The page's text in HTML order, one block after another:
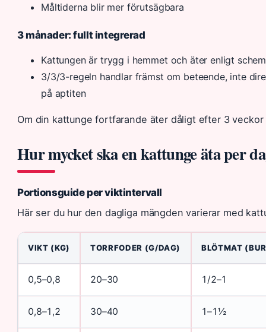
Måltiderna blir mer förutsägbara
3 månader: fullt integrerad
Kattungen är trygg i hemmet och äter enligt
3/3/3-regeln handlar främst om beteende, inte
på aptiten
Om din kattunge fortfarande äter dåligt efter 3
Hur mycket ska en kattunge äta per
Portionsguide per viktintervall
Här ser du hur den dagliga mängden varierar med
VIKT (KG) TORRFODER (G/DAG) BLÖTMAT
0,5–0,8 20–30 1/2–1
0,8–1,2 30–40 1–1½